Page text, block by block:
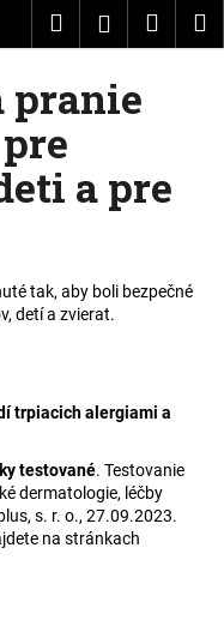
Hľadať
pranie
a pre
tak, aby boli bezpečné
detí a zvierat.
trpiacich alergiami a
testované. Testovanie
dermatologie, léčby
s. r. o., 27.09.2023.
na stránkach